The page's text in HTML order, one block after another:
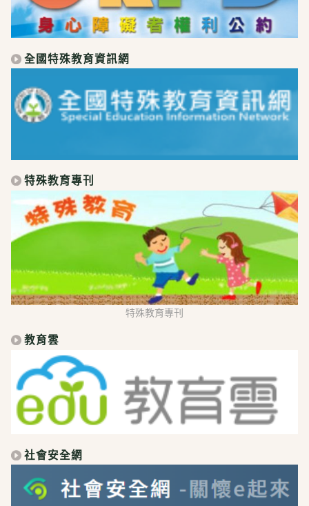
全國特殊教育資訊網
特殊教育專刊
特殊教育專刊
教育雲
社會安全網